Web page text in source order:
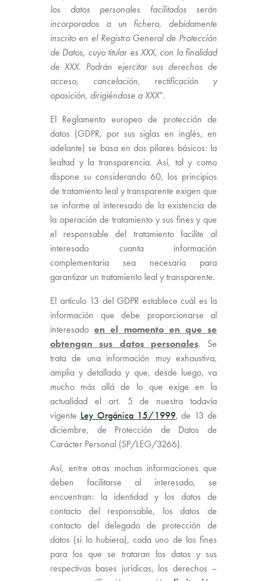
los datos personales facilitados serán
incorporados a un fichero, debidamente
inscrito en el Registro General de Protección
de Datos, cuyo titular es XXX, con la finalidad
de XXX. Podrán ejercitar sus derechos de
acceso, cancelación, rectificación y
oposición, dirigiéndose a XXX”.
El Reglamento europeo de protección de
datos (GDPR, por sus siglas en inglés, en
adelante) se basa en dos pilares básicos: la
lealtad y la transparencia. Así, tal y como
dispone su considerando 60, los principios
de tratamiento leal y transparente exigen que
se informe al interesado de la existencia de
la operación de tratamiento y sus fines y que
el responsable del tratamiento facilite al
interesado cuanta información
complementaria sea necesaria para
garantizar un tratamiento leal y transparente.
El artículo 13 del GDPR establece cuál es la
información que debe proporcionarse al
interesadoen el momento en que se
obtengan sus datos personales. Se
trata de una información muy exhaustiva,
amplia y detallada y que, desde luego, va
mucho más allá de lo que exige en la
actualidad el art. 5 de nuestra todavía
vigente Ley Orgánica 15/1999, de 13 de
diciembre, de Protección de Datos de
Carácter Personal (SP/LEG/3266).
Así, entre otras muchas informaciones que
deben facilitarse al interesado, se
encuentran: la identidad y los datos de
contacto del responsable, los datos de
contacto del delegado de protección de
datos (si lo hubiera), cada uno de los fines
para los que se trataran los datos y sus
respectivas bases jurídicas, los derechos –